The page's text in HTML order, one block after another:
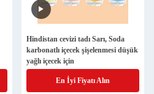
Hindistan cevizi tadı Sarı, Soda
karbonatlı içecek şişelenmesi düşük
yağlı içecek için
En İyi Fiyatı Alın